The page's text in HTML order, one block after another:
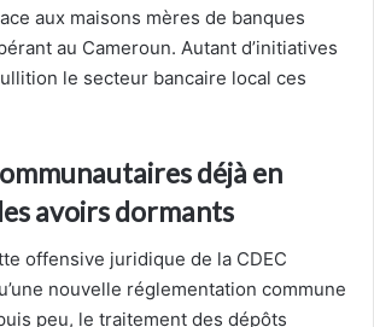
aux maisons mères de banques
au Cameroun. Autant d’initiatives
le secteur bancaire local ces
déjà en
avoirs dormants
offensive juridique de la CDEC
nouvelle réglementation commune
peu, le traitement des dépôts